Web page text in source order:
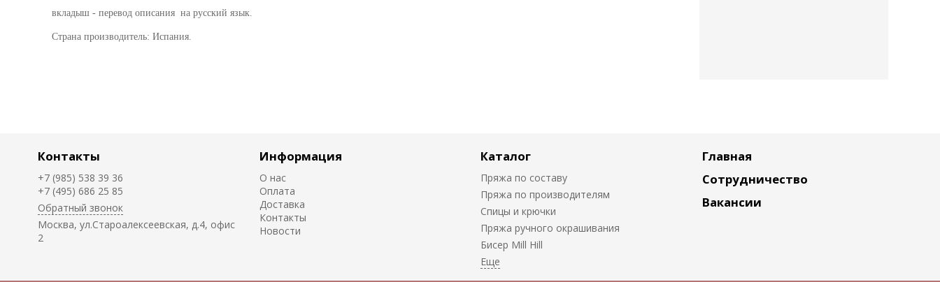
вкладыш - перевод описания на русский язык.
Страна производитель: Испания.
Контакты
+7 (985) 538 39 36
+7 (495) 686 25 85
Обратный звонок
Москва, ул.Староалексеевская, д.4, офис
2
Информация
О нас
Оплата
Доставка
Контакты
Новости
Каталог
Пряжа по составу
Пряжа по производителям
Спицы и крючки
Пряжа ручного окрашивания
Биcер Mill Hill
Главная
Сотрудничество
Вакансии